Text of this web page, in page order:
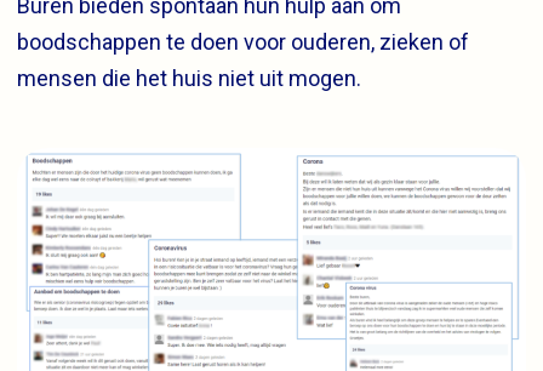
Buren bieden spontaan hun hulp aan om
boodschappen te doen voor ouderen, zieken of
mensen die het huis niet uit mogen.